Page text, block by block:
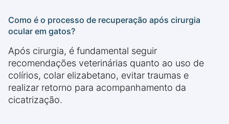
Como é o processo de recuperação após cirurgia
ocular em gatos?
Após cirurgia, é fundamental seguir
recomendações veterinárias quanto ao uso de
colírios, colar elizabetano, evitar traumas e
realizar retorno para acompanhamento da
cicatrização.